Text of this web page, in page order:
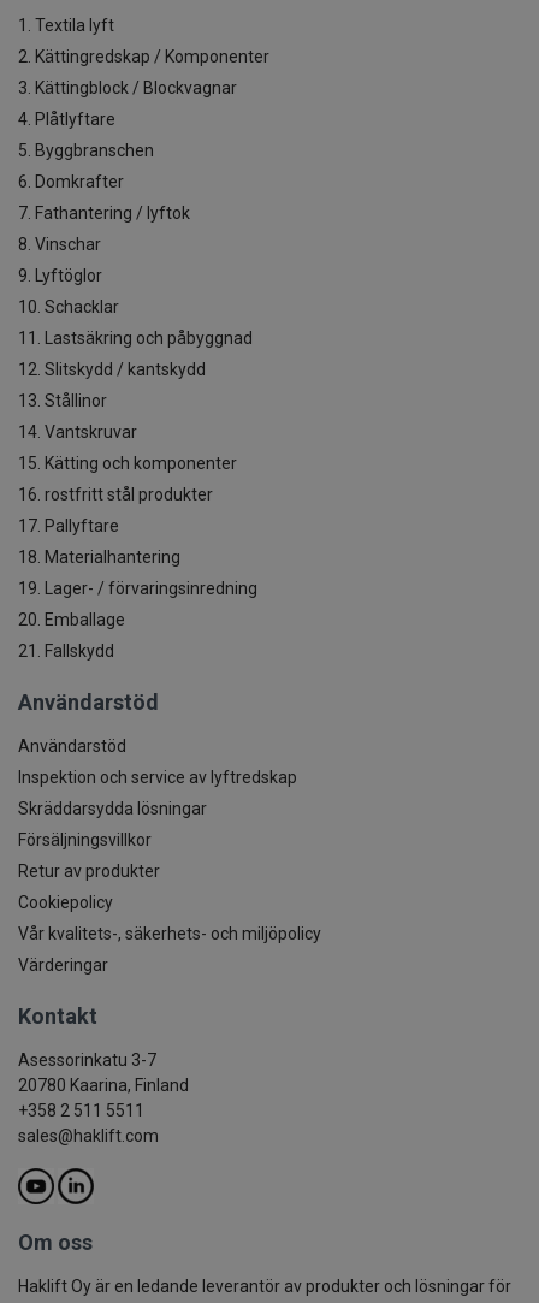
1. Textila lyft
2. Kättingredskap / Komponenter
3. Kättingblock / Blockvagnar
4. Plåtlyftare
5. Byggbranschen
6. Domkrafter
7. Fathantering / lyftok
8. Vinschar
9. Lyftöglor
10. Schacklar
11. Lastsäkring och påbyggnad
12. Slitskydd / kantskydd
13. Stållinor
14. Vantskruvar
15. Kätting och komponenter
16. rostfritt stål produkter
17. Pallyftare
18. Materialhantering
19. Lager- / förvaringsinredning
20. Emballage
21. Fallskydd
Användarstöd
Användarstöd
Inspektion och service av lyftredskap
Skräddarsydda lösningar
Försäljningsvillkor
Retur av produkter
Cookiepolicy
Vår kvalitets-, säkerhets- och miljöpolicy
Värderingar
Kontakt
Asessorinkatu 3-7
20780 Kaarina, Finland
+358 2 511 5511
sales@haklift.com
Om oss
Haklift Oy är en ledande leverantör av produkter och lösningar för